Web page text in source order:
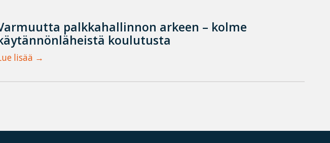
palkkahallinnon arkeen – kolme
koulutusta
lisää